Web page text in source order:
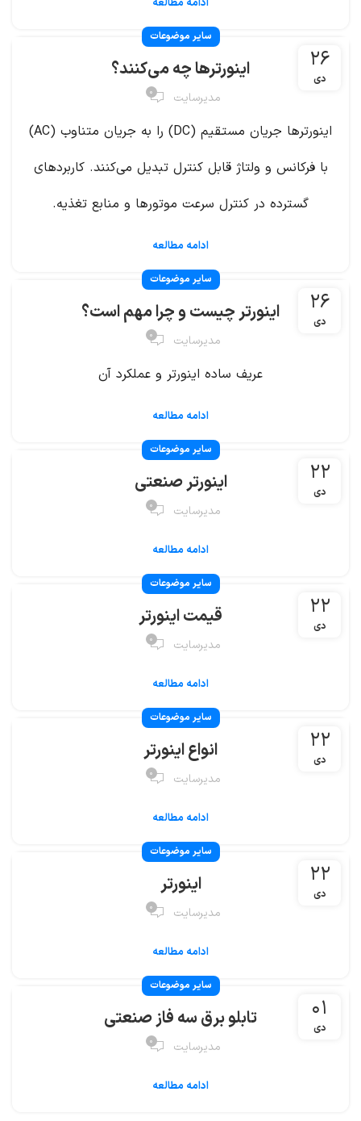
ادامه مطالعه
۲۶
دی
سایر موضوعات
اینورترها چه می‌کنند؟
مدیرسایت ۰
اینورترها جریان مستقیم (DC) را به جریان متناوب (AC)
با فرکانس و ولتاژ قابل کنترل تبدیل می‌کنند. کاربردهای
گسترده در کنترل سرعت موتورها و منابع تغذیه.
ادامه مطالعه
۲۶
دی
سایر موضوعات
اینورتر چیست و چرا مهم است؟
مدیرسایت ۰
عریف ساده اینورتر و عملکرد آن
ادامه مطالعه
۲۲
دی
سایر موضوعات
اینورتر صنعتی
مدیرسایت ۰
ادامه مطالعه
۲۲
دی
سایر موضوعات
قیمت اینورتر
مدیرسایت ۰
ادامه مطالعه
۲۲
دی
سایر موضوعات
انواع اینورتر
مدیرسایت ۰
ادامه مطالعه
۲۲
دی
سایر موضوعات
اینورتر
مدیرسایت ۰
ادامه مطالعه
۰۱
دی
سایر موضوعات
تابلو برق سه فاز صنعتی
مدیرسایت ۰
ادامه مطالعه